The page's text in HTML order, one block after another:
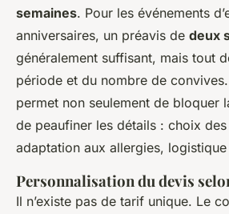
semaines. Pour les événements
anniversaires, un préavis de deux
généralement suffisant, mais tout
période et du nombre de convives.
permet non seulement de bloquer
de peaufiner les détails : choix
adaptation aux allergies, logistique
Personnalisation du devis
Il n’existe pas de tarif unique. Le